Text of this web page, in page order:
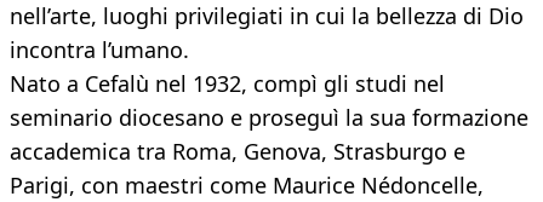
nell’arte, luoghi privilegiati in cui la bellezza di Dio
incontra l’umano.
Nato a Cefalù nel 1932, compì gli studi nel
seminario diocesano e proseguì la sua formazione
accademica tra Roma, Genova, Strasburgo e
Parigi, con maestri come Maurice Nédoncelle,